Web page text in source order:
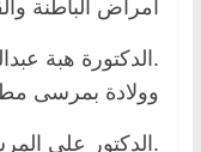
أمراض الباطنة
.الدكتورة هبة
وولادة بمرسى
.الدكتور علي